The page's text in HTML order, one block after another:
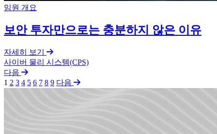
임원 개요
보안 투자만으로는 충분하지 않은 이유
자세히 보기
사이버 물리 시스템(CPS)
다음
1 2 3 4 5 6 7 8 9 다음